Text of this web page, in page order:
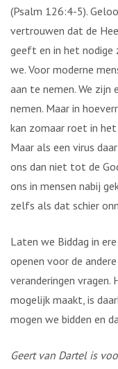
(Psalm 126:4-5).
vertrouwen dat de
geeft en in het nodige
we. Voor moderne
aan te nemen. We
nemen. Maar in
kan zomaar roet in
Maar als een virus
ons dan niet tot de
ons in mensen nabij
zelfs als dat schier
Laten we Biddag in
openen voor de
veranderingen
mogelijk maakt, is
mogen we bidden en
Geert van Dartel is